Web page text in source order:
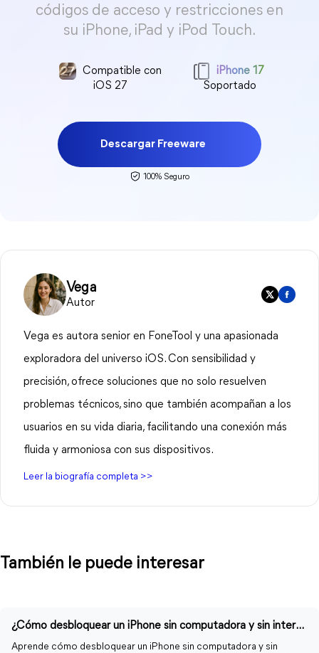
códigos de acceso y restricciones en
su iPhone, iPad y iPod Touch.
Compatible con
iOS 27
iPhone 17
Soportado
Descargar Freeware
100% Seguro
Vega
Autor
Vega es autora senior en FoneTool y una apasionada
exploradora del universo iOS. Con sensibilidad y
precisión, ofrece soluciones que no solo resuelven
problemas técnicos, sino que también acompañan a los
usuarios en su vida diaria, facilitando una conexión más
fluida y armoniosa con sus dispositivos.
Leer la biografía completa >>
También le puede interesar
¿Cómo desbloquear un iPhone sin computadora y sin internet?
Aprende cómo desbloquear un iPhone sin computadora y sin